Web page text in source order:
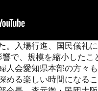
入場行進、国民儀礼
で、規模を縮小した
人会愛知県本部の方々
める楽しい時間になる